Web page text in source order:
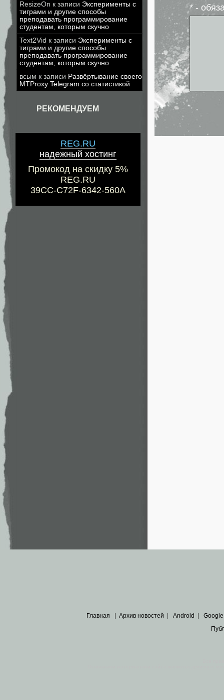
ResizeOn к записи Эксперименты с
тиграми и другие способы
преподавать программирование
студентам, которым скучно
Text2Vid к записи Эксперименты с
тиграми и другие способы
преподавать программирование
студентам, которым скучно
всым к записи Развёртывание своего
MTProxy Telegram со статистикой
РЕКОМЕНДУЕМ
REG.RU
надежный хостинг
Промокод на скидку 5%
REG.RU
39CC-C72F-6342-560A
* -
Главная Архив новостей Android Google